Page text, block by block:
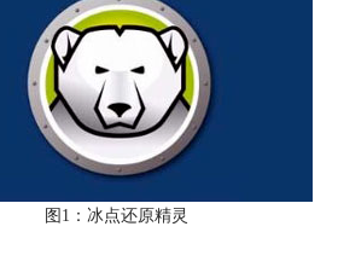
图1：冰点还原精灵